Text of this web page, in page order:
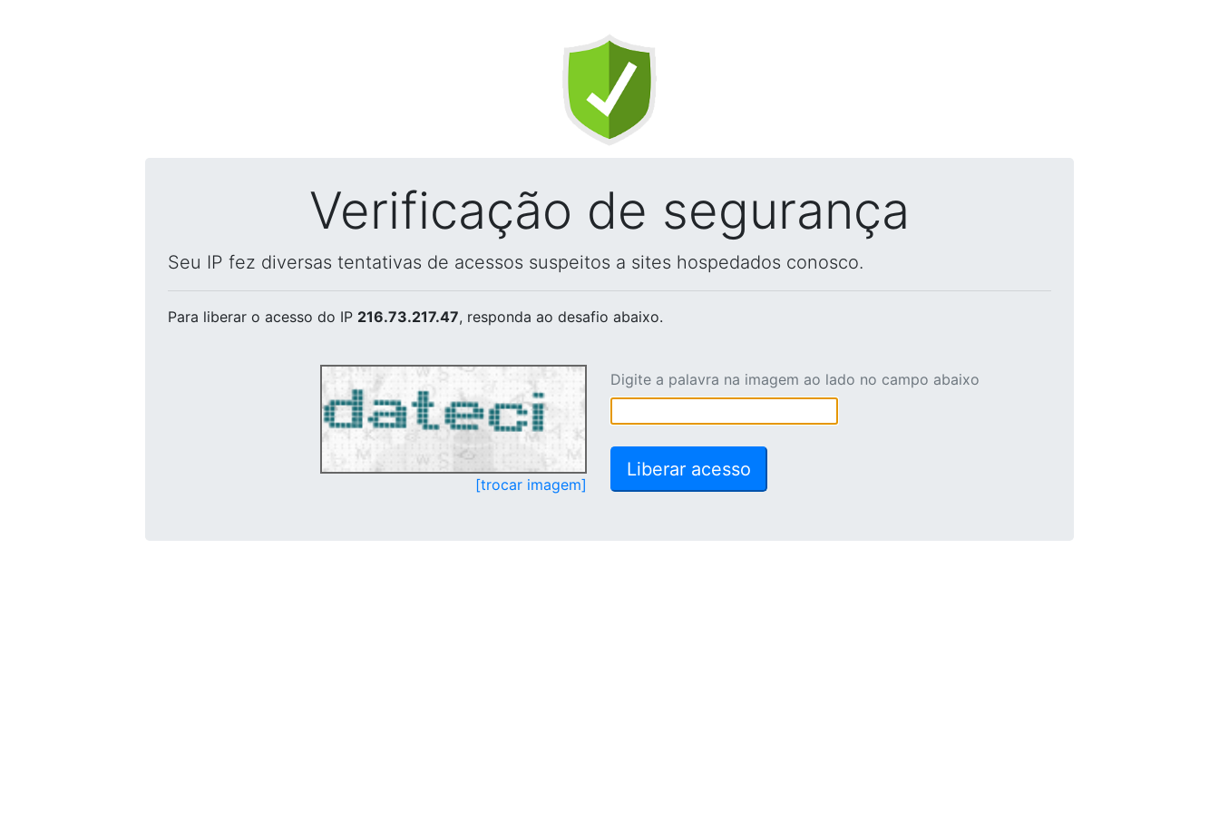
Verificação de segurança
Seu IP fez diversas tentativas de acessos suspeitos a sites hospedados conosco.
Para liberar o acesso do IP 216.73.217.47, responda ao desafio abaixo.
[trocar imagem]
Digite a palavra na imagem ao lado no campo abaixo